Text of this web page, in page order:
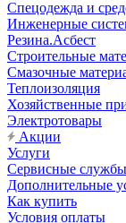
Спецодежда и
Инженерные
Резина.Асбест
Строительные
Смазочные
Теплоизоляция
Хозяйственные
Электротовары
Акции
Услуги
Сервисные службы
Дополнительные
Как купить
Условия оплаты